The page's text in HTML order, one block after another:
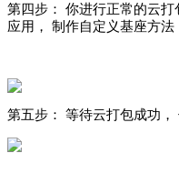
第四步： 你进行正常的云
应用， 制作自定义基座方
第五步： 等待云打包成功，